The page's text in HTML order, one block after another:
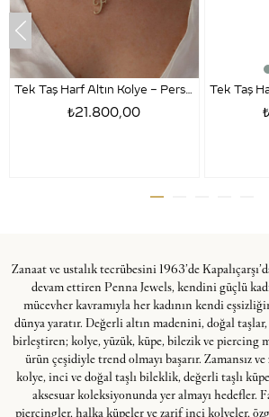
Tek Taş Harf Altın Kolye – Persona F Harfi
₺21.800,00
Zanaat ve ustalık tecrübesini 1963’de
devam ettiren Penna Jewels, kendini güçlü
mücevher kavramıyla her kadının kendi
dünya yaratır. Değerli altın madenini, doğal
birleştiren; kolye, yüzük, küpe, bilezik ve piercing
ürün çeşidiyle trend olmayı başarır. Zamansız
kolye, inci ve doğal taşlı bileklik, değerli taşlı
aksesuar koleksiyonunda yer almayı hedefler.
piercingler, halka küpeler ve zarif inci kolyeler,